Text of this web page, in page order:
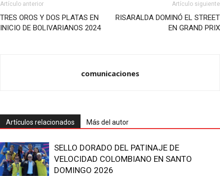
Artículo anterior
TRES OROS Y DOS PLATAS EN
INICIO DE BOLIVARIANOS 2024
Artículo siguiente
RISARALDA DOMINÓ EL STREET
EN GRAND PRIX
comunicaciones
Artículos relacionados Más del autor
SELLO DORADO DEL PATINAJE DE
VELOCIDAD COLOMBIANO EN SANTO
DOMINGO 2026